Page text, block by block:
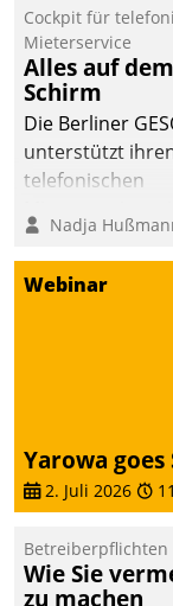
Cockpit für
Mieterservice
Alles auf dem
Schirm
Die Berliner
unterstützt
telefonischen
digitalen Cockpit,
passende Fragen
Mietenden
effizienter zu
Nadja
Webinar
Yarowa goes
2. Juli 2026
Betreiberpflichten
Wie Sie
zu machen